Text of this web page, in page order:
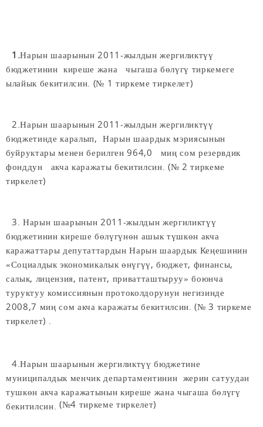
1.Нарын шаарынын 2011-жылдын жергиликтүү
бюджетинин киреше жана чыгаша бөлүгү тиркемеге
ылайык бекитилсин. (№ 1 тиркеме тиркелет)
2.Нарын шаарынын 2011-жылдын жергиликтүү
бюджетинде каралып, Нарын шаардык мэриясынын
буйруктары менен берилген 964,0 миң сом резервдик
фонддун акча каражаты бекитилсин. (№ 2 тиркеме
тиркелет)
3. Нарын шаарынын 2011-жылдын жергиликтүү
бюджетинин киреше бөлүгүнөн ашык түшкөн акча
каражаттары депутаттардын Нарын шаардык Кеңешинин
«Социалдык экономикалык өнүгүү, бюджет, финансы,
салык, лицензия, патент, приватташтыруу» боюнча
туруктуу комиссиянын протоколдорунун негизинде
2008,7 миң сом акча каражаты бекитилсин. (№ 3 тиркеме
тиркелет) .
4.Нарын шаарынын жергиликтүү бюджетине
муниципалдык менчик департаментинин жерин сатуудан
тушкөн акча каражатынын киреше жана чыгаша бөлүгү
бекитилсин. (№4 тиркеме тиркелет)